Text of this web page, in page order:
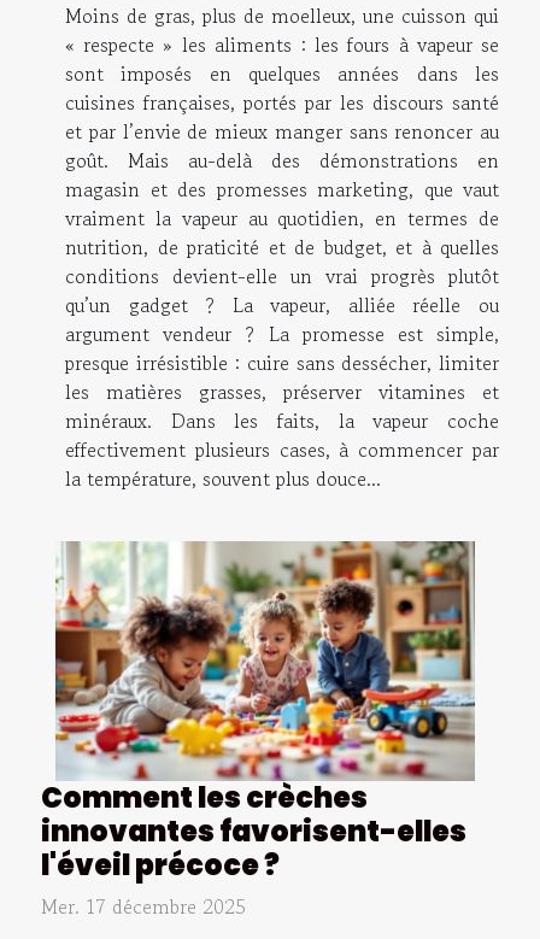
Moins de gras, plus de moelleux, une cuisson qui
« respecte » les aliments : les fours à vapeur se
sont imposés en quelques années dans les
cuisines françaises, portés par les discours santé
et par l’envie de mieux manger sans renoncer au
goût. Mais au-delà des démonstrations en
magasin et des promesses marketing, que vaut
vraiment la vapeur au quotidien, en termes de
nutrition, de praticité et de budget, et à quelles
conditions devient-elle un vrai progrès plutôt
qu’un gadget ? La vapeur, alliée réelle ou
argument vendeur ? La promesse est simple,
presque irrésistible : cuire sans dessécher, limiter
les matières grasses, préserver vitamines et
minéraux. Dans les faits, la vapeur coche
effectivement plusieurs cases, à commencer par
la température, souvent plus douce...
Comment les crèches
innovantes favorisent-elles
l'éveil précoce ?
Mer. 17 décembre 2025